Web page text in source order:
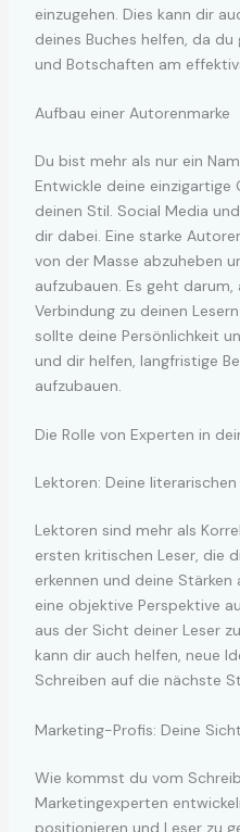
einzugehen. Dies kann dir
deines Buches helfen, da
und Botschaften am
Aufbau einer Autorenmarke
Du bist mehr als nur ein
Entwickle deine einzigartige
deinen Stil. Social Media
dir dabei. Eine starke
von der Masse abzuheben
aufzubauen. Es geht
Verbindung zu deinen
sollte deine Persönlichkeit
und dir helfen, langfristige
aufzubauen.
Die Rolle von Experten in
Lektoren: Deine
Lektoren sind mehr als
ersten kritischen Leser, die
erkennen und deine
eine objektive Perspektive
aus der Sicht deiner Leser
kann dir auch helfen, neue
Schreiben auf die nächste
Marketing-Profis: Deine
Wie kommst du vom
Marketingexperten
positionieren und Leser zu